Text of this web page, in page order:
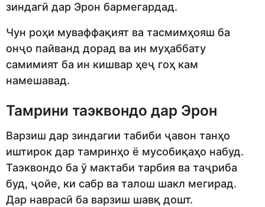
зиндагӣ дар Эрон бармегардад.
Чун роҳи муваффақият ва тасмимҳояш ба
онҷо пайванд дорад ва ин муҳаббату
самимият ба ин кишвар ҳеҷ гоҳ кам
намешавад.
Тамрини таэквондо дар Эрон
Варзиш дар зиндагии табиби ҷавон танҳо
иштирок дар тамринҳо ё мусобиқаҳо набуд.
Таэквондо ба ӯ мактаби тарбия ва таҷриба
буд, ҷойе, ки сабр ва талош шакл мегирад.
Дар наврасӣ ба варзиш шавқ дошт.